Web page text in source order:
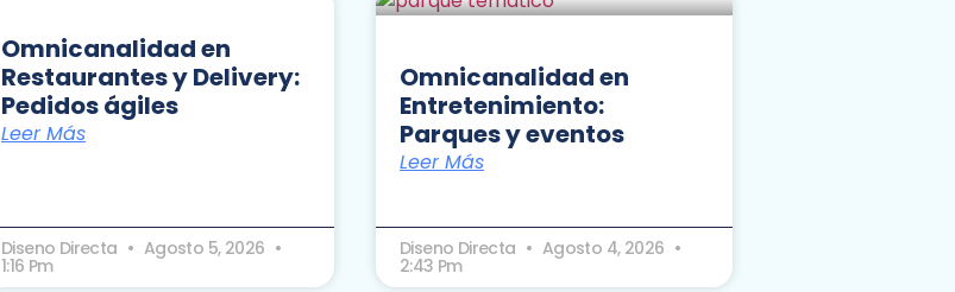
Omnicanalidad en
Restaurantes y Delivery:
Pedidos ágiles
Leer Más
Diseno Directa Agosto 5, 2026
1:16 Pm
Omnicanalidad en
Entretenimiento:
Parques y eventos
Leer Más
Diseno Directa Agosto 4, 2026
2:43 Pm